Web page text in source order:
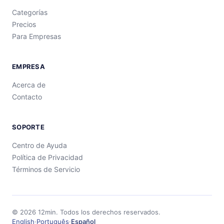
Categorías
Precios
Para Empresas
EMPRESA
Acerca de
Contacto
SOPORTE
Centro de Ayuda
Política de Privacidad
Términos de Servicio
© 2026 12min. Todos los derechos reservados.
English·Português·Español